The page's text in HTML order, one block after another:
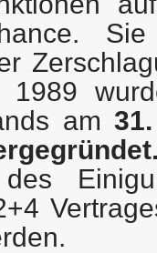
Sie
1989
am
des